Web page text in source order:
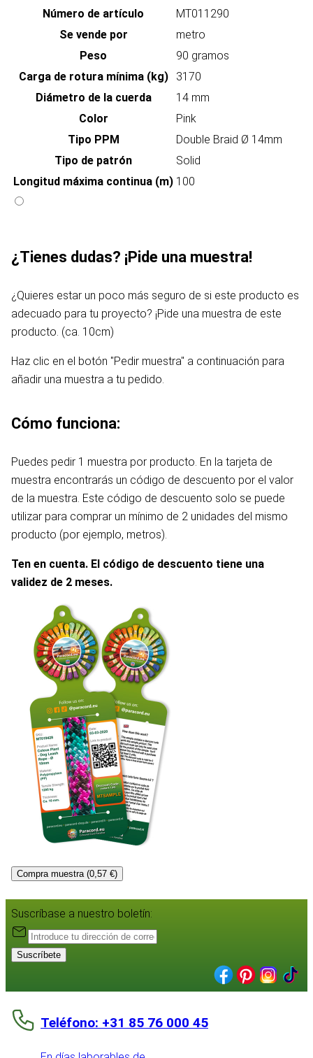
Número de artículo
MT011290
Se vende por
metro
Peso
90 gramos
Carga de rotura mínima (kg)
3170
Diámetro de la cuerda
14 mm
Color
Pink
Tipo PPM
Double Braid Ø 14mm
Tipo de patrón
Solid
Longitud máxima continua (m) 100
¿Tienes dudas? ¡Pide una muestra!
¿Quieres estar un poco más seguro de si este producto es
adecuado para tu proyecto? ¡Pide una muestra de este
producto. (ca. 10cm)
Haz clic en el botón "Pedir muestra" a continuación para
añadir una muestra a tu pedido.
Cómo funciona:
Puedes pedir 1 muestra por producto. En la tarjeta de
muestra encontrarás un código de descuento por el valor
de la muestra. Este código de descuento solo se puede
utilizar para comprar un mínimo de 2 unidades del mismo
producto (por ejemplo, metros).
Ten en cuenta. El código de descuento tiene una
validez de 2 meses.
Compra muestra (0,57 €)
Suscríbase a nuestro boletín:
Suscríbete
Teléfono: +31 85 76 000 45